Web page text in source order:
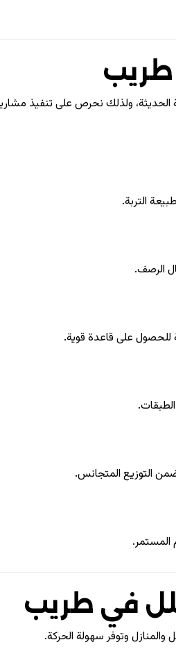
طريب
الحديثة، ولذلك نحرص على تنفيذ
التربة.
الرصف.
على قاعدة قوية.
التوزيع المتجانس.
في طريب
والمنازل وتوفر سهولة الحركة.